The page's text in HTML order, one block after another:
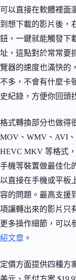
可以直接在軟體裡面
到想下載的影片後，
鈕，一鍵就能觸發下
址，這點對於常常要
覽器的速度也滿快的
不多，不會有什麼卡
史紀錄，方便你回頭
格式轉換部分也做得
MOV、WMV、AVI
HEVC MKV 等格式
手機等裝置做最佳化
以直接在手機或平板
容的問題。最高支援
項讓轉出來的影片只
更多操作細節，可以
紹文章 。
定價方面提供四種方